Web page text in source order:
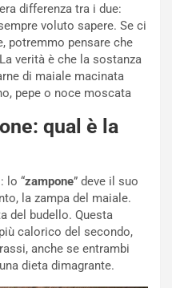
differenza tra i due:
voluto sapere. Se ci
potremmo pensare che
verità è che la sostanza
di maiale macinata
pepe o noce moscata
qual è la
lo “zampone” deve il suo
la zampa del maiale.
del budello. Questa
calorico del secondo,
anche se entrambi
dieta dimagrante.